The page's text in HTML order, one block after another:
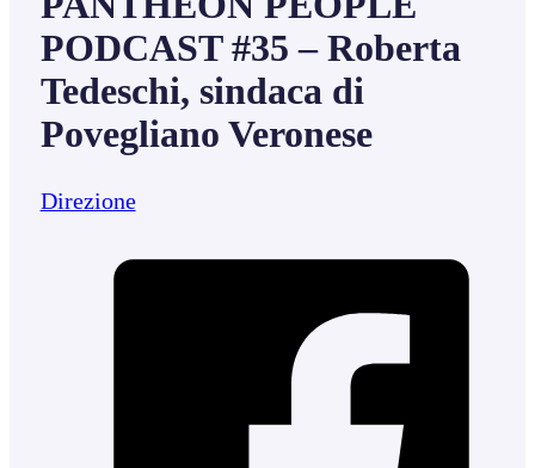
PODCAST #35 – Roberta
Tedeschi, sindaca di
Povegliano Veronese
Direzione